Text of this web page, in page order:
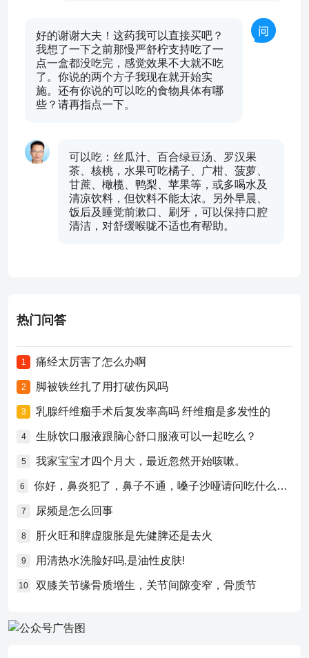
好的谢谢大夫！这药我可以直接买吧？
我想了一下之前那慢严舒柠支持吃了一
点一盒都没吃完，感觉效果不大就不吃
了。你说的两个方子我现在就开始实
施。还有你说的可以吃的食物具体有哪
些？请再指点一下。
可以吃：丝瓜汁、百合绿豆汤、罗汉果
茶、核桃，水果可吃橘子、广柑、菠萝、
甘蔗、橄榄、鸭梨、苹果等，或多喝水及
清凉饮料，但饮料不能太浓。另外早晨、
饭后及睡觉前漱口、刷牙，可以保持口腔
清洁，对舒缓喉咙不适也有帮助。
热门问答
1 痛经太厉害了怎么办啊
2 脚被铁丝扎了用打破伤风吗
3 乳腺纤维瘤手术后复发率高吗 纤维瘤是多发性的
4 生脉饮口服液跟脑心舒口服液可以一起吃么？
5 我家宝宝才四个月大，最近忽然开始咳嗽。
6 你好，鼻炎犯了，鼻子不通，嗓子沙哑请问吃什么药比较好？
7 尿频是怎么回事
8 肝火旺和脾虚腹胀是先健脾还是去火
9 用清热水洗脸好吗,是油性皮肤!
10 双膝关节缘骨质增生，关节间隙变窄，骨质节